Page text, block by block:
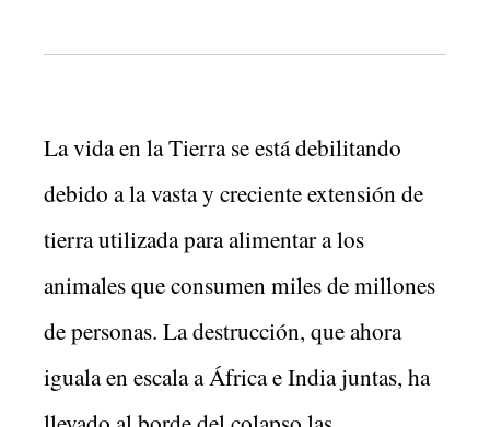
La vida en la Tierra se está debilitando
debido a la vasta y creciente extensión de
tierra utilizada para alimentar a los
animales que consumen miles de millones
de personas. La destrucción, que ahora
iguala en escala a África e India juntas, ha